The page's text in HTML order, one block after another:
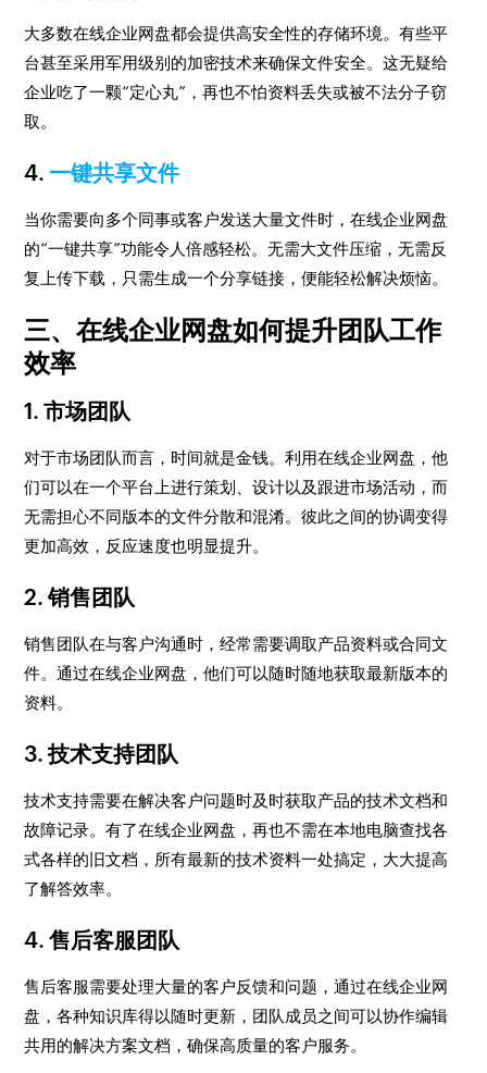
大多数在线企业网盘都会提供高安全性的存储环境。有些平
台甚至采用军用级别的加密技术来确保文件安全。这无疑给
企业吃了一颗“定心丸”，再也不怕资料丢失或被不法分子窃
取。
4. 一键共享文件
当你需要向多个同事或客户发送大量文件时，在线企业网盘
的“一键共享”功能令人倍感轻松。无需大文件压缩，无需反
复上传下载，只需生成一个分享链接，便能轻松解决烦恼。
三、在线企业网盘如何提升团队工作
效率
1. 市场团队
对于市场团队而言，时间就是金钱。利用在线企业网盘，他
们可以在一个平台上进行策划、设计以及跟进市场活动，而
无需担心不同版本的文件分散和混淆。彼此之间的协调变得
更加高效，反应速度也明显提升。
2. 销售团队
销售团队在与客户沟通时，经常需要调取产品资料或合同文
件。通过在线企业网盘，他们可以随时随地获取最新版本的
资料。
3. 技术支持团队
技术支持需要在解决客户问题时及时获取产品的技术文档和
故障记录。有了在线企业网盘，再也不需在本地电脑查找各
式各样的旧文档，所有最新的技术资料一处搞定，大大提高
了解答效率。
4. 售后客服团队
售后客服需要处理大量的客户反馈和问题，通过在线企业网
盘，各种知识库得以随时更新，团队成员之间可以协作编辑
共用的解决方案文档，确保高质量的客户服务。